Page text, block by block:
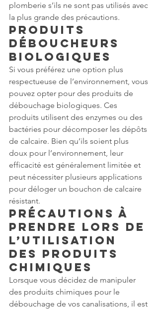
plomberie s’ils ne sont pas utilisés avec
la plus grande des précautions.
Produits
déboucheurs
biologiques
Si vous préférez une option plus
respectueuse de l’environnement, vous
pouvez opter pour des produits de
débouchage biologiques. Ces
produits utilisent des enzymes ou des
bactéries pour décomposer les dépôts
de calcaire. Bien qu’ils soient plus
doux pour l’environnement, leur
efficacité est généralement limitée et
peut nécessiter plusieurs applications
pour déloger un bouchon de calcaire
résistant.
Précautions à
prendre lors de
l’utilisation
des produits
chimiques
Lorsque vous décidez de manipuler
des produits chimiques pour le
débouchage de vos canalisations, il est